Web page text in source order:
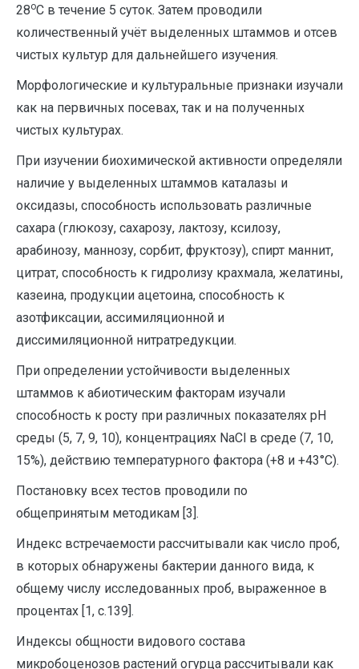
28оС в течение 5 суток. Затем проводили
количественный учёт выделенных штаммов и отсев
чистых культур для дальнейшего изучения.
Морфологические и культуральные признаки изучали
как на первичных посевах, так и на полученных
чистых культурах.
При изучении биохимической активности определяли
наличие у выделенных штаммов каталазы и
оксидазы, способность использовать различные
сахара (глюкозу, сахарозу, лактозу, ксилозу,
арабинозу, маннозу, сорбит, фруктозу), спирт маннит,
цитрат, способность к гидролизу крахмала, желатины,
казеина, продукции ацетоина, способность к
азотфиксации, ассимиляционной и
диссимиляционной нитратредукции.
При определении устойчивости выделенных
штаммов к абиотическим факторам изучали
способность к росту при различных показателях pH
среды (5, 7, 9, 10), концентрациях NaCl в среде (7, 10,
15%), действию температурного фактора (+8 и +43°С).
Постановку всех тестов проводили по
общепринятым методикам [3].
Индекс встречаемости рассчитывали как число проб,
в которых обнаружены бактерии данного вида, к
общему числу исследованных проб, выраженное в
процентах [1, с.139].
Индексы общности видового состава
микробоценозов растений огурца рассчитывали как